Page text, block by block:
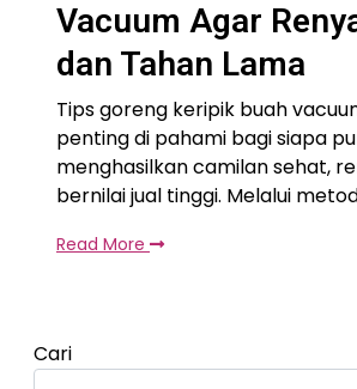
Vacuum Agar
dan Tahan Lama
Tips goreng keripik buah
penting di pahami bagi siapa
menghasilkan camilan sehat,
bernilai jual tinggi. Melalui
Read More
Cari